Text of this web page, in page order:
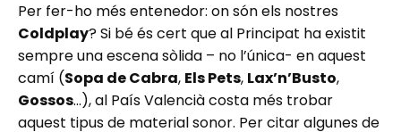
Per fer-ho més entenedor: on són els nostres
Coldplay? Si bé és cert que al Principat ha existit
sempre una escena sòlida – no l’única- en aquest
camí (Sopa de Cabra, Els Pets, Lax’n’Busto,
Gossos…), al País Valencià costa més trobar
aquest tipus de material sonor. Per citar algunes de